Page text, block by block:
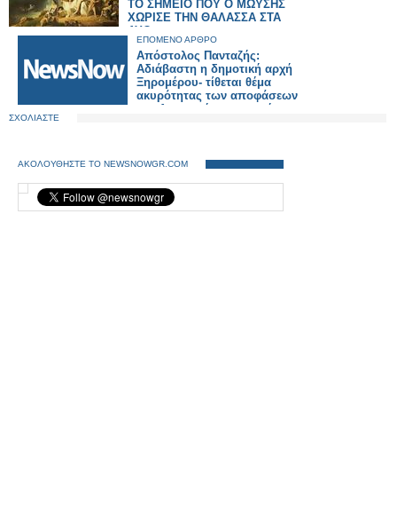
ΤΟ ΣΗΜΕΙΟ ΠΟΥ Ο ΜΩΥΣΗΣ
ΧΩΡΙΣΕ ΤΗΝ ΘΑΛΑΣΣΑ ΣΤΑ
ΔΥΟ
ΕΠΟΜΕΝΟ ΑΡΘΡΟ
Απόστολος Πανταζής:
Αδιάβαστη η δημοτική αρχή
Ξηρομέρου- τίθεται θέμα
ακυρότητας των αποφάσεων
της Δημοτικής επιτροπής
ΣΧΟΛΙΑΣΤΕ
ΑΚΟΛΟΥΘΗΣΤΕ ΤΟ NEWSNOWGR.COM